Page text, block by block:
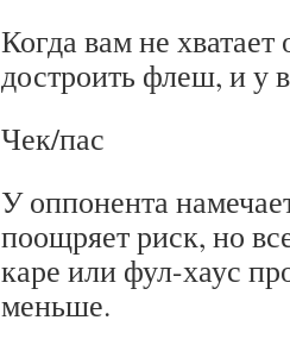
Когда вам не
достроить флеш, и у
Чек/пас
У оппонента
поощряет риск, но
каре или фул-хаус
меньше.